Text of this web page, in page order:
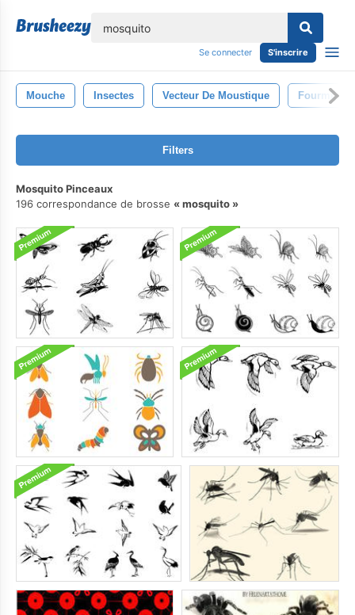
Se connecter S'inscrire
Mouche Insectes Vecteur De Moustique Fourmi
Filters
Mosquito Pinceaux
196 correspondance de brosse
mosquito